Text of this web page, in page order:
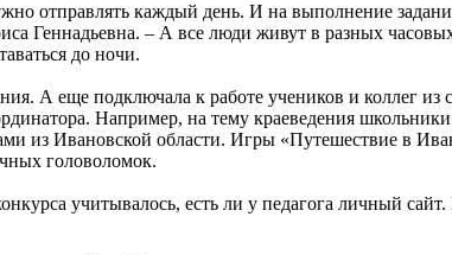
отправлять каждый день. И на выполнение
Геннадьевна. – А все люди живут в разных
до ночи.
А еще подключала к работе учеников и коллег
Например, на тему краеведения
из Ивановской области. Игры «Путешествие в
головоломок.
учитывалось, есть ли у педагога личный сайт.